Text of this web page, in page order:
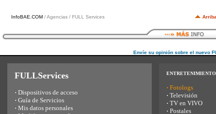
InfoBAE.COM / Agencias / FULL Services Arriba
Envíe su opinión sobre el nuevo
FULLServices
· Dispositivos de acceso
· Guía de Servicios
· Mis datos personales
ENTRETENIMIENTO
· Fotologs
· Televisión
· TV en VIVO
· Postales